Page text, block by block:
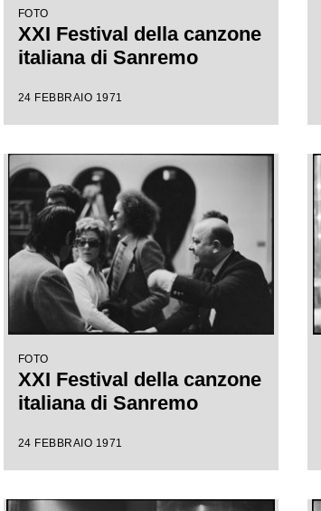
FOTO
XXI Festival della canzone
italiana di Sanremo
24 FEBBRAIO 1971
FOTO
XXI Festival della canzone
italiana di Sanremo
24 FEBBRAIO 1971